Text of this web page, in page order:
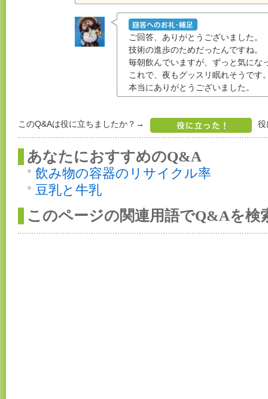
ご回答、ありがとうございました。
技術の進歩のためだったんですね。
毎朝飲んでいますが、ずっと気にな
これで、夜もグッスリ眠れそうです
本当にありがとうございました。
このQ&Aは役に立ちましたか？→ 役
あなたにおすすめのQ&A
飲み物の容器のリサイクル率
豆乳と牛乳
このページの関連用語でQ&Aを検